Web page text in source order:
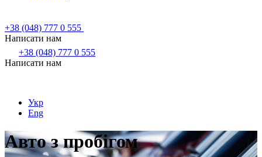
+38 (048) 777 0 555
Написати нам
+38 (048) 777 0 555
Написати нам
Укр
Eng
Авто з пробігом